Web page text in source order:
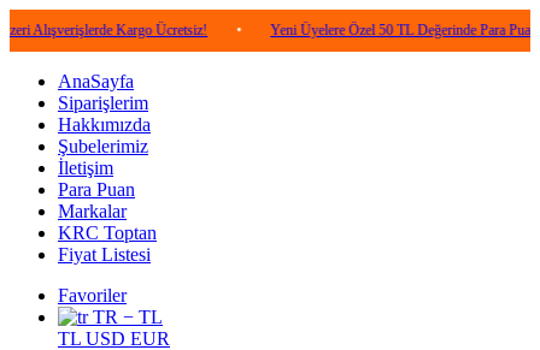
Kargo Ücretsiz! • Yeni Üyelere Özel 50 TL Değerinde Para Puan! •
AnaSayfa
Siparişlerim
Hakkımızda
Şubelerimiz
İletişim
Para Puan
Markalar
KRC Toptan
Fiyat Listesi
Favoriler
TR − TL
TL USD EUR